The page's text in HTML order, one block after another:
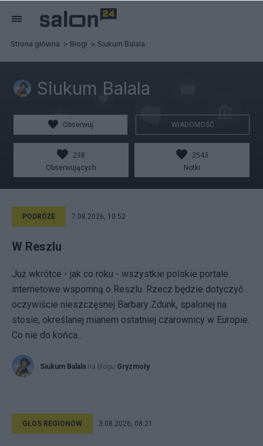
Strona główna Blogi Siukum Balala
Siukum Balala
Obserwuj WIADOMOŚĆ
238
Obserwujących
2543
Notki
PODRÓŻE 7.08.2026, 10:52
W Reszlu
Już wkrótce - jak co roku - wszystkie polskie portale
internetowe wspomną o Reszlu. Rzecz będzie dotyczyć
oczywiście nieszczęsnej Barbary Zdunk, spalonej na
stosie, określanej mianem ostatniej czarownicy w Europie.
Co nie do końca...
Siukum Balala na blogu Gryzmoły
GŁOS REGIONÓW 3.08.2026, 08:21